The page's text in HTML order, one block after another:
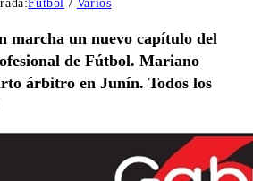
Fútbol / Varios
marcha un nuevo capítulo del
de Fútbol. Mariano
árbitro en Junín. Todos los